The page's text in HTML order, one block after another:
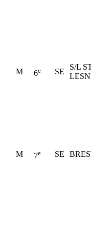
M 6e SE
S/L
M 7e SE